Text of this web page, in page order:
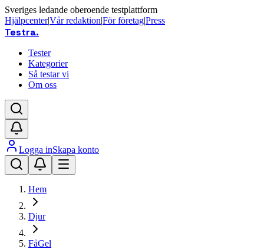
Sveriges ledande oberoende testplattform
Hjälpcenter|Vår redaktion|För företag|Press
Testra.
Tester
Kategorier
Så testar vi
Om oss
Logga inSkapa konto
Hem
Djur
FåGel